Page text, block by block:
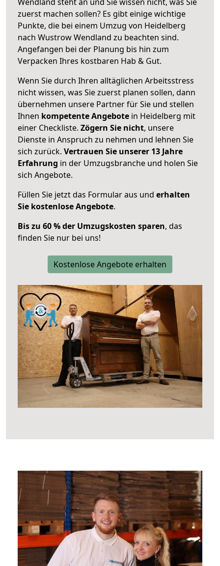
zuerst machen sollen? Es gibt einige wichtige
Punkte, die bei einem Umzug von Heidelberg
nach Wustrow Wendland zu beachten sind.
Angefangen bei der Planung bis hin zum
Verpacken Ihres kostbaren Hab & Gut.
Wenn Sie durch Ihren alltäglichen Arbeitsstress
nicht wissen, was Sie zuerst planen sollen, dann
übernehmen unsere Partner für Sie und stellen
Ihnen kompetente Angebote in Heidelberg mit
einer Checkliste. Zögern Sie nicht, unsere
Dienste in Anspruch zu nehmen und lehnen Sie
sich zurück. Vertrauen Sie unserer 13 Jahre
Erfahrung in der Umzugsbranche und holen Sie
sich Angebote.
Füllen Sie jetzt das Formular aus und erhalten
Sie kostenlose Angebote.
Bis zu 60 % der Umzugskosten sparen, das
finden Sie nur bei uns!
Kostenlose Angebote erhalten